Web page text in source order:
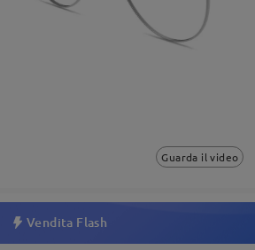
Guarda il video
Vendita Flash